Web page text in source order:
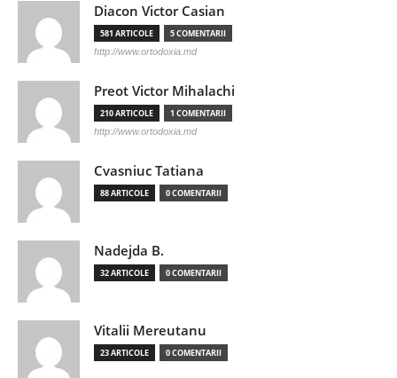
Diacon Victor Casian
581 ARTICOLE 5 COMENTARII
http://www.ortodoxia.md
Preot Victor Mihalachi
210 ARTICOLE 1 COMENTARII
http://www.ortodoxia.md
Cvasniuc Tatiana
88 ARTICOLE 0 COMENTARII
Nadejda B.
32 ARTICOLE 0 COMENTARII
Vitalii Mereutanu
23 ARTICOLE 0 COMENTARII